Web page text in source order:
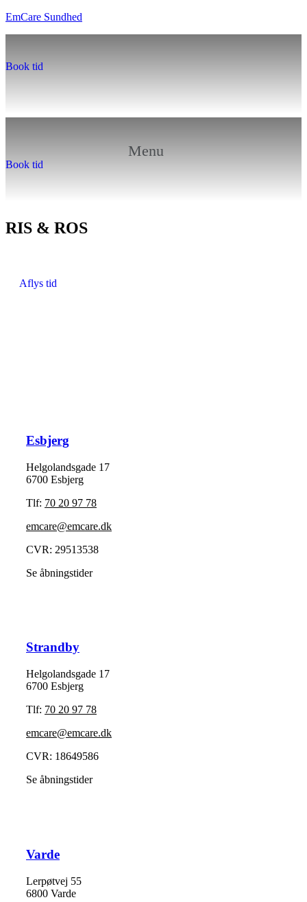
EmCare Sundhed
Book tid
Menu
Book tid
RIS & ROS
Aflys tid
Esbjerg
Helgolandsgade 17
6700 Esbjerg
Tlf: 70 20 97 78
emcare@emcare.dk
CVR: 29513538
Se åbningstider
Strandby
Helgolandsgade 17
6700 Esbjerg
Tlf: 70 20 97 78
emcare@emcare.dk
CVR: 18649586
Se åbningstider
Varde
Lerpøtvej 55
6800 Varde